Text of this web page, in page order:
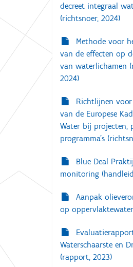
i
e
decreet integraal
(richtsnoer, 2024)
Methode voor
van de effecten op
van waterlichamen
2024)
Richtlijnen
van de Europese
Water bij projecten,
programma’s
Blue Deal
monitoring
Aanpak
op
Waterschaarste en
(rapport, 2023)